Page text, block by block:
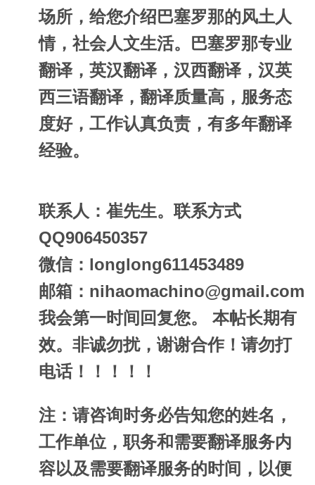
场所，给您介绍巴塞罗那的风土人
情，社会人文生活。巴塞罗那专业
翻译，英汉翻译，汉西翻译，汉英
西三语翻译，翻译质量高，服务态
度好，工作认真负责，有多年翻译
经验。
联系人：崔先生。联系方式
QQ906450357
微信：longlong611453489
邮箱： nihaomachino@gmail.com
我会第一时间回复您。 本帖长期有
效。非诚勿扰，谢谢合作！请勿打
电话！！！！！
注：请咨询时务必告知您的姓名，
工作单位，职务和需要翻译服务内
容以及需要翻译服务的时间，以便